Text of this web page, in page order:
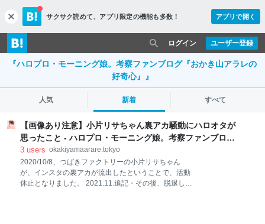
c
l
o
s
e
サクサク読めて、 アプリ限定の機能も多数！ アプリで開く
ユーザー登録
ログイン
『ハロプロ・モーニング娘。考察ファンブログ『おかき山アラレの
好奇心』』
人気 新着 すべて
【画像あり注意】小片リサちゃん裏アカ騒動にハロオタが
思ったこと - ハロプロ・モーニング娘。考察ファンブログ
『おかき山アラレの好奇心』
3 users okakiyamaarare.tokyo
2020/10/8、つばきファクトリーの小片リサちゃん
が、インスタの裏アカが流出したということで、活動
休止となりました。 2021.11.追記・その後、脱退し